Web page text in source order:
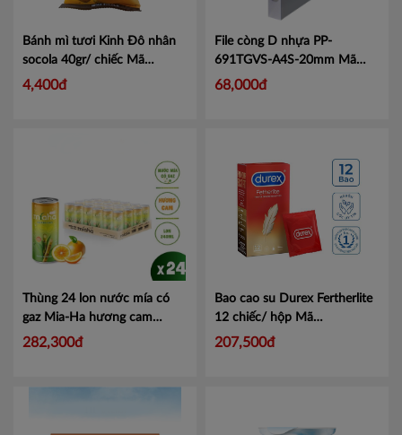
Bánh mì tươi Kinh Đô nhân
socola 40gr/ chiếc Mã
4303937
4,400đ
File còng D nhựa PP-
691TGVS-A4S-20mm Mã
KJ691T
68,000đ
Thùng 24 lon nước mía có
gaz Mia-Ha hương cam
240mlMã NMGC240
282,300đ
Bao cao su Durex Fertherlite
12 chiếc/ hộp Mã
101047391
207,500đ